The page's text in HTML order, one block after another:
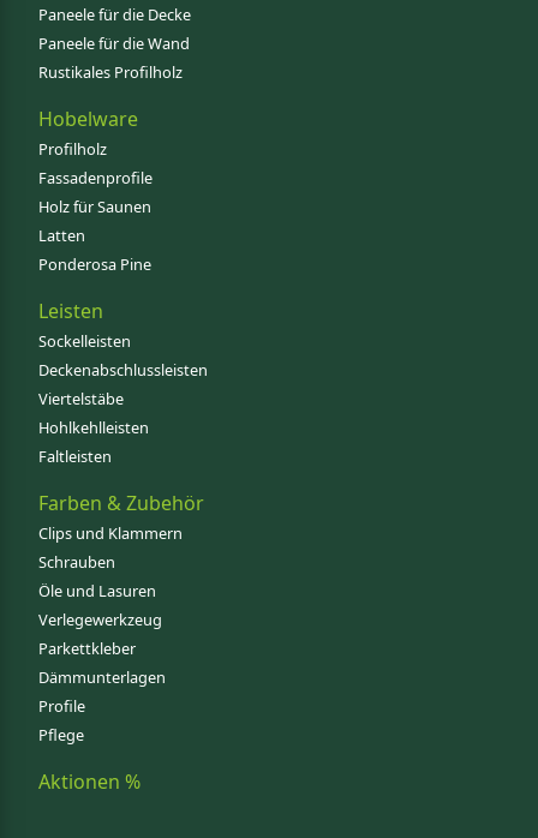
Paneele für die Decke
Paneele für die Wand
Rustikales Profilholz
Hobelware
Profilholz
Fassadenprofile
Holz für Saunen
Latten
Ponderosa Pine
Leisten
Sockelleisten
Deckenabschlussleisten
Viertelstäbe
Hohlkehlleisten
Faltleisten
Farben & Zubehör
Clips und Klammern
Schrauben
Öle und Lasuren
Verlegewerkzeug
Parkettkleber
Dämmunterlagen
Profile
Pflege
Aktionen %